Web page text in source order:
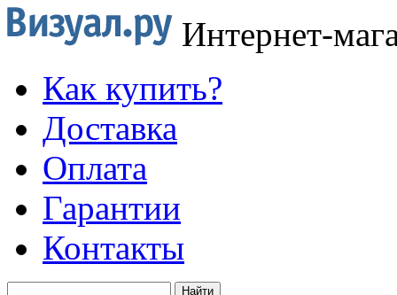
Интернет-
Как купить?
Доставка
Оплата
Гарантии
Контакты